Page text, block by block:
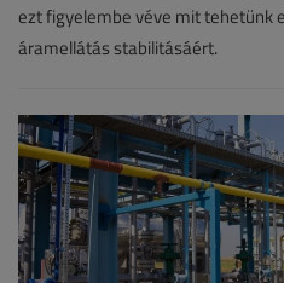
ezt figyelembe véve mit tehetünk
áramellátás stabilitásáért.